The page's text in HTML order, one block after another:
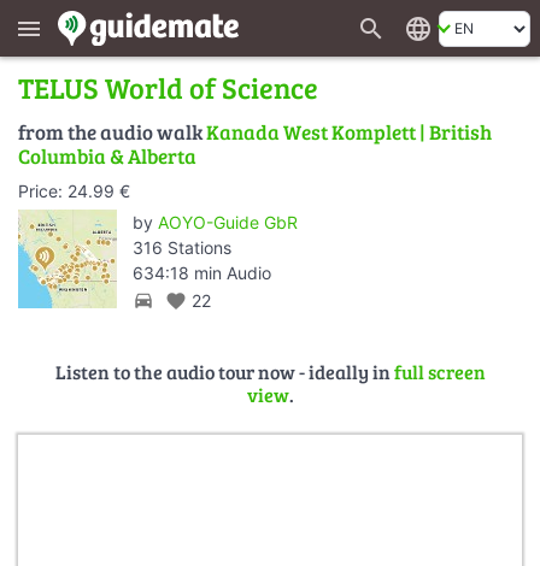
menu search language
TELUS World of Science
from the audio walkKanada West Komplett | British
Columbia & Alberta
Price: 24.99 €
by AOYO-Guide GbR
316 Stations
634:18 min Audio
directions_car favorite 22
Listen to the audio tour now - ideally infull screen
view.